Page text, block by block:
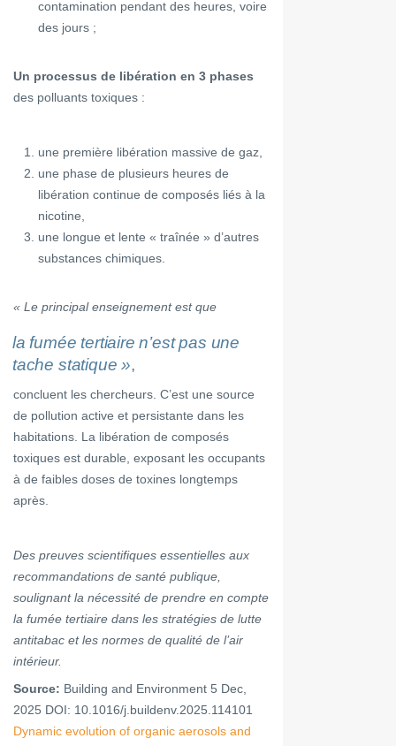
contamination pendant des heures, voire
des jours ;
Un processus de libération en 3 phases
des polluants toxiques :
une première libération massive de gaz,
une phase de plusieurs heures de
libération continue de composés liés à la
nicotine,
une longue et lente « traînée » d’autres
substances chimiques.
« Le principal enseignement est que
la fumée tertiaire n’est pas une
tache statique »,
concluent les chercheurs. C’est une source
de pollution active et persistante dans les
habitations. La libération de composés
toxiques est durable, exposant les occupants
à de faibles doses de toxines longtemps
après.
Des preuves scientifiques essentielles aux
recommandations de santé publique,
soulignant la nécessité de prendre en compte
la fumée tertiaire dans les stratégies de lutte
antitabac et les normes de qualité de l’air
intérieur.
Source: Building and Environment 5 Dec,
2025 DOI: 10.1016/j.buildenv.2025.114101
Dynamic evolution of organic aerosols and